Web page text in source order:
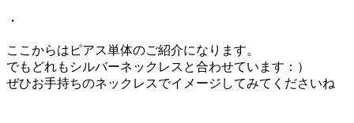
・
ここからはピアス単体のご紹介になります。
でもどれもシルバーネックレスと合わせています：）
ぜひお手持ちのネックレスでイメージしてみてくださいね